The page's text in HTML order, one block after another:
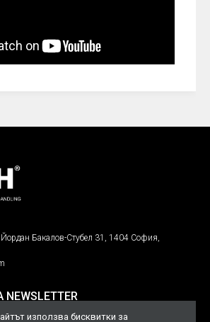
Бакалов-Стубел 31, 1404 София,
използва бисквитки за